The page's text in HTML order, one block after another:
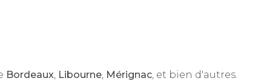
Bordeaux Libourne Mérignac , et bien d'autres.